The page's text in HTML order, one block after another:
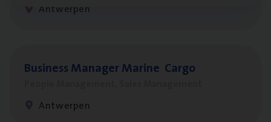
Antwerpen
Busi­ness Mana­ger Mari­ne Cargo
Antwerpen